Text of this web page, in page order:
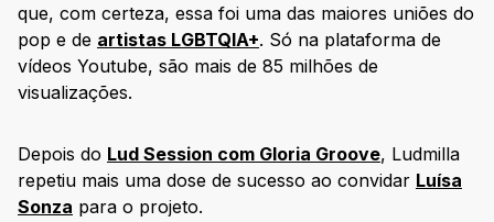
que, com certeza, essa foi uma das maiores uniões do
pop e de artistas LGBTQIA+. Só na plataforma de
vídeos Youtube, são mais de 85 milhões de
visualizações.
Depois do Lud Session com Gloria Groove, Ludmilla
repetiu mais uma dose de sucesso ao convidar Luísa
Sonza para o projeto.